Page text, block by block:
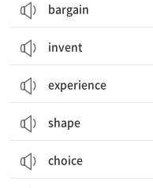
bargain
invent
experience
shape
choice